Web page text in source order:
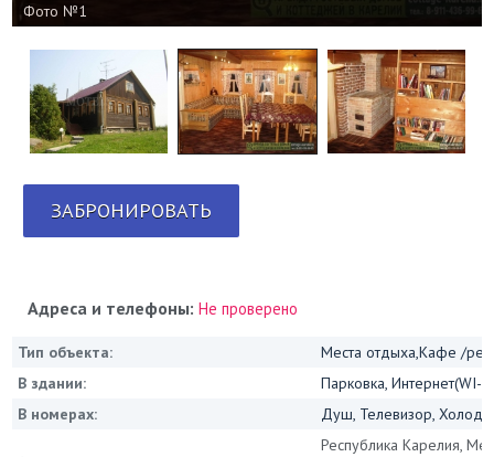
Фото №1
ЗАБРОНИРОВАТЬ
Адреса и телефоны:Не проверено
Тип объекта:
Места отдыха,Кафе /
В здании:
Парковка, Интернет(WI-
В номерах:
Душ, Телевизор,
Республика Карелия,